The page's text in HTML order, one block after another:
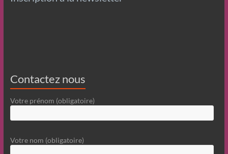
Contactez nous
Votre prénom (obligatoire)
Votre nom (obligatoire)